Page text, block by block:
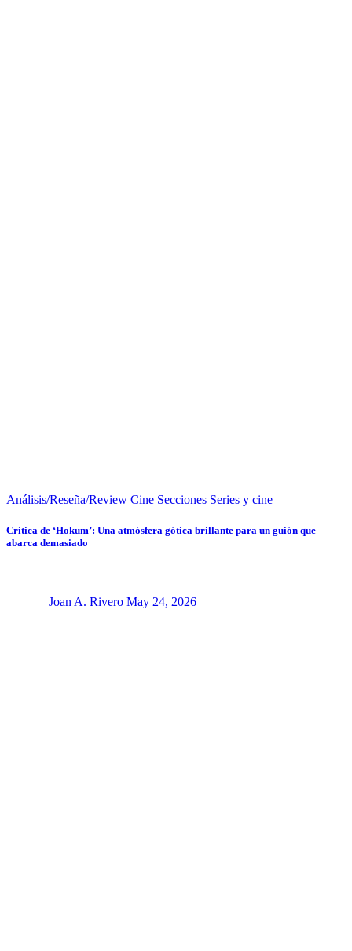
Análisis/Reseña/Review Cine Secciones Series y cine
Crítica de ‘Hokum’: Una atmósfera gótica brillante para un guión que
abarca demasiado
Joan A. Rivero May 24, 2026